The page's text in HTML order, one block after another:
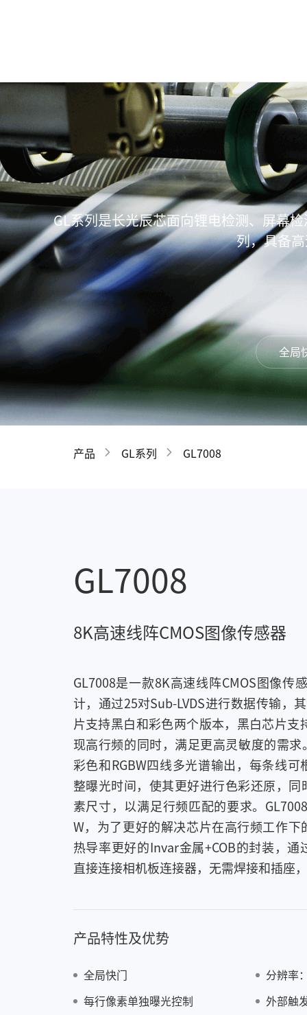
GL系列是长光辰芯面向锂电检测、屏幕
列，具备
全局
产品 GL系列 GL7008
GL7008
8K高速线阵CMOS图像传感器
GL7008是一款8K高速线阵CMOS图像传
计，通过25对Sub-LVDS进行数据传输，
片支持黑白和彩色两个版本，黑白芯片
现高行频的同时，满足更高灵敏度的需求
彩色和RGBW四线多光谱输出，每条线
整曝光时间，使其更好进行色彩还原，
素尺寸，以满足行频匹配的要求。
W，为了更好的解决芯片在高行频工作下
热导率更好的Invar金属+COB的封装，
直接连接相机板连接器，无需焊接和插座
产品特性及优势
全局快门 分辨率
每行像素单独曝光控制 外部触